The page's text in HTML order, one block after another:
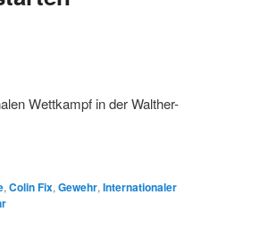
Wettkampf in der Walther-
, Colin Fix, Gewehr, Internationaler